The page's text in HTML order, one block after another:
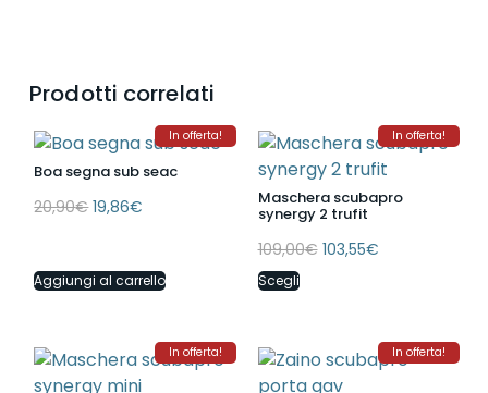
Prodotti correlati
In offerta!
Boa segna sub seac
20,90€ 19,86€
Aggiungi al carrello
In offerta!
Maschera scubapro
synergy 2 trufit
109,00€ 103,55€
Scegli
In offerta! In offerta!